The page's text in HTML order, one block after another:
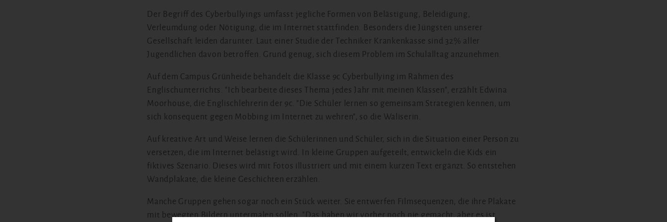
Der Begriff des Cyberbullyings umfasst jegliche Formen von Belästigung, Beleidigung,
Verleumdung oder Nötigung, die im Internet stattfinden. Besonders die Jüngsten unserer
Gesellschaft leiden darunter. Laut einer Studie der Techniker Krankenkasse sind 32% aller
Jugendlichen davon betroffen. Grund genug, sich diesem Problem im Schulalltag anzunehmen.
Auf dem Campus Grünheide behandelt die Klasse 9c Cyberbullying im Rahmen des
Englischunterrichts. "Ich bearbeite dieses Thema jedes Jahr mit meinen Klassen", erzählt Edwina
Moorhouse, die Englischlehrerin der 9c. "Die Schüler lernen so gemeinsam Strategien kennen, um
sich konsequent gegen Mobbing im Internet zu wehren", so die Waliserin.
Auf kreative Art und Weise lernen die Schülerinnen und Schüler, sich in die Situation einer Person zu
versetzen, die im Internet belästigt wird. In kleine Gruppen aufgeteilt, entwickeln die Kids ein
fiktives Szenario. Dieses wird mit Fotos illustriert und mit einem kurzen Text ergänzt. So entstehen
Wandplakate, die kleine Geschichten erzählen.
Manche Gruppen gehen sogar noch ein Stück weiter. Sie entwerfen Filmsequenzen, die ihre Plakate
mit bewegten Bildern untermalen sollen. "Das haben wir vorher noch nie gemacht, aber es ist